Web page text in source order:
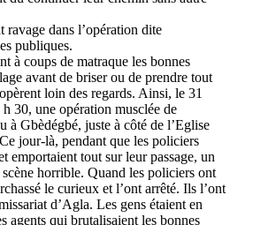
ravage dans l’opération dite
publiques.
à coups de matraque les bonnes
avant de briser ou de prendre tout
loin des regards. Ainsi, le 31
30, une opération musclée de
à Gbèdégbé, juste à côté de l’Eglise
jour-là, pendant que les policiers
emportaient tout sur leur passage, un
horrible. Quand les policiers ont
le curieux et l’ont arrêté. Ils l’ont
d’Agla. Les gens étaient en
agents qui brutalisaient les bonnes